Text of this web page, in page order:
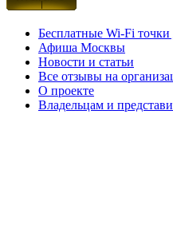
Бесплатные Wi-Fi точки
Афиша Москвы
Новости и статьи
Все отзывы на
О проекте
Владельцам и